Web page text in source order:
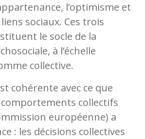
l’optimisme et
sociaux. Ces trois
le socle de la
à l’échelle
collective.
cohérente avec ce que
comportements collectifs
européenne) a
: les décisions collectives